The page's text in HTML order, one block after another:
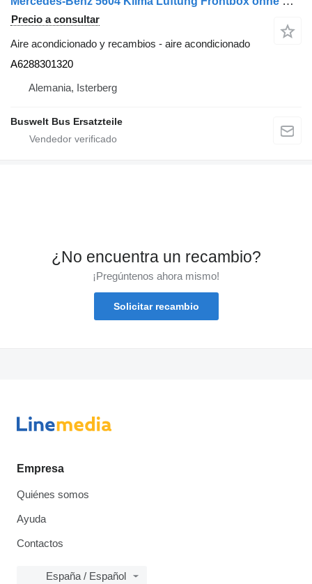
Precio a consultar
Aire acondicionado y recambios - aire acondicionado
A6288301320
Alemania, Isterberg
Buswelt Bus Ersatzteile
¿No encuentra un recambio?
¡Pregúntenos ahora mismo!
Solicitar recambio
Empresa
Quiénes somos
Ayuda
Contactos
España / Español